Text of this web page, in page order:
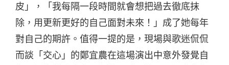
皮」，「我每隔一段時間就會想把過去徹底抹
除，用更新更好的自己面對未來！」成了她每年
對自己的期許。值得一提的是，現場與歌迷侃侃
而談「交心」的鄭宜農在這場演出中意外發覺自